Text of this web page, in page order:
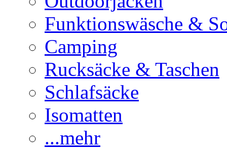
Funktionswäsche &
Camping
Rucksäcke & Taschen
Schlafsäcke
Isomatten
...mehr